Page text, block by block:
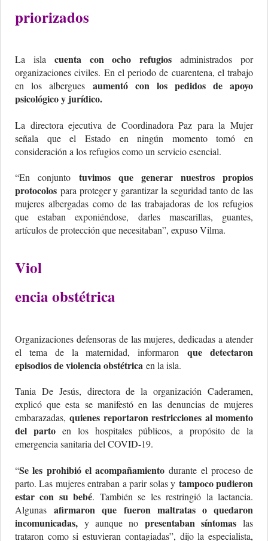
priorizados
La islacuenta con ocho refugiosadministrados por
organizaciones civiles. En el periodo de cuarentena, el trabajo
en los albergues aumentó con los pedidos de apoyo
psicológico y jurídico.
La directora ejecutiva de Coordinadora Paz para la Mujer
señala que el Estado en ningún momento tomó en
consideración a los refugios como un servicio esencial.
“En conjunto tuvimos que generar nuestros propios
protocolos para proteger y garantizar la seguridad tanto de las
mujeres albergadas como de las trabajadoras de los refugios
que estaban exponiéndose, darles mascarillas, guantes,
artículos de protección que necesitaban”, expuso Vilma.
Viol
encia obstétrica
Organizaciones defensoras de las mujeres, dedicadas a atender
el tema de la maternidad, informaronque detectaron
episodios de violencia obstétrica en la isla.
Tania De Jesús, directora de la organización Caderamen,
explicó que esta se manifestó en las denuncias de mujeres
embarazadas,quienes reportaron restricciones al momento
del partoen los hospitales públicos, a propósito de la
emergencia sanitaria del COVID-19.
“Se les prohibió el acompañamiento durante el proceso de
parto. Las mujeres entraban a parir solas y tampoco pudieron
estar con su bebé. También se les restringió la lactancia.
Algunasafirmaron que fueron maltratas o quedaron
incomunicadas, y aunque no presentaban síntomas las
trataron como si estuvieran contagiadas”, dijo la especialista,